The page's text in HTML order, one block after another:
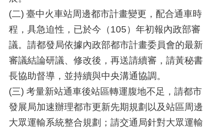
(二) 臺中火車站周邊都市計畫變更，配合通車時
程，具急迫性，已於今（105）年初報內政部審
議。請都發局依據內政部都市計畫委員會的最新
審議結論研議、修改後，再送請續審，請黃秘書
長協助督導，並持續與中央溝通協調。
(三) 考量新站通車後站區轉運腹地不足，請都市
發展局加速辦理都市更新先期規劃以及站區周邊
大眾運輸系統整合規劃；請交通局針對大眾運輸